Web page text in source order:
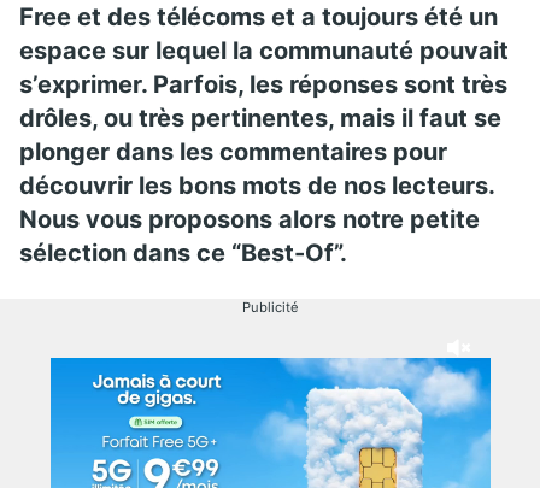
Free et des télécoms et a toujours été un
espace sur lequel la communauté pouvait
s’exprimer. Parfois, les réponses sont très
drôles, ou très pertinentes, mais il faut se
plonger dans les commentaires pour
découvrir les bons mots de nos lecteurs.
Nous vous proposons alors notre petite
sélection dans ce “Best-Of”.
Publicité